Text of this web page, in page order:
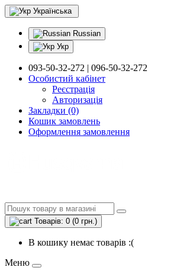
Українська
Russian
Укр
093-50-32-272 | 096-50-32-272
Особистий кабінет
Реєстрація
Авторизація
Закладки (0)
Кошик замовлень
Оформлення замовлення
Товарів: 0 (0 грн.)
В кошику немає товарів :(
Меню